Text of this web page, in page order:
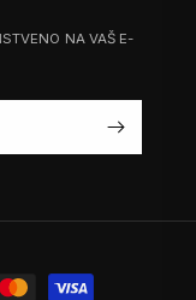
NA VAŠ E-